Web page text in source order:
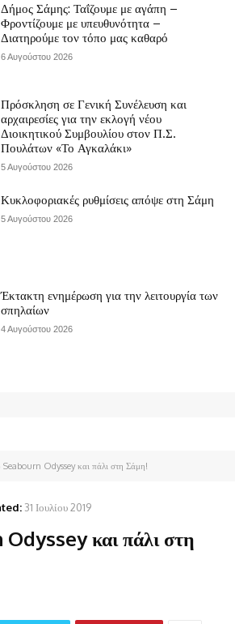
Δήμος Σάμης: Ταΐζουμε με αγάπη –
Φροντίζουμε με υπευθυνότητα –
Διατηρούμε τον τόπο μας καθαρό
6 Αυγούστου 2026
Πρόσκληση σε Γενική Συνέλευση και
αρχαιρεσίες για την εκλογή νέου
Διοικητικού Συμβουλίου στον Π.Σ.
Πουλάτων «Το Αγκαλάκι»
5 Αυγούστου 2026
Κυκλοφοριακές ρυθμίσεις απόψε στη Σάμη
5 Αυγούστου 2026
Έκτακτη ενημέρωση για την λειτουργία των
σπηλαίων
4 Αυγούστου 2026